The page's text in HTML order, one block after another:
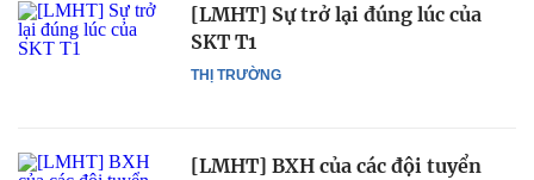
THỊ TRƯỜNG
[LMHT] Sự trở lại đúng lúc của
SKT T1
[LMHT] BXH của các đội tuyển